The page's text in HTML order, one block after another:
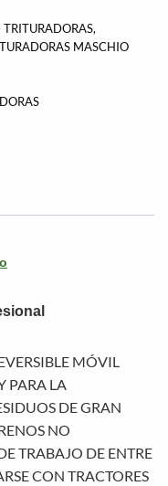
MASCHIO
MÓVIL
PARA LA
DE GRAN
NO
TRABAJO DE ENTRE
CON TRACTORES